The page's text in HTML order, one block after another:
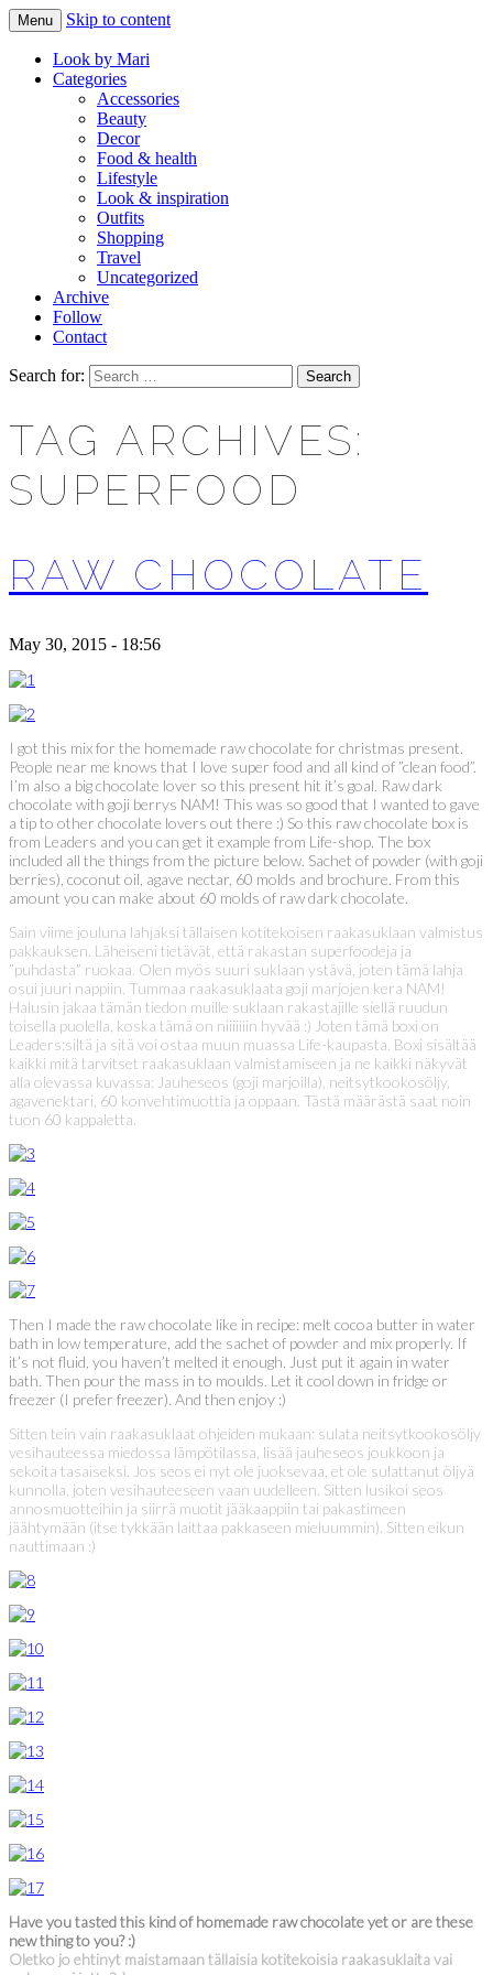
LOOK BY MARI
Makeup & beauty blog
Menu Skip to content
Look by Mari
Categories
Accessories
Beauty
Decor
Food & health
Lifestyle
Look & inspiration
Outfits
Shopping
Travel
Uncategorized
Archive
Follow
Contact
Search for:
TAG ARCHIVES:
SUPERFOOD
RAW CHOCOLATE
May 30, 2015 - 18:56
I got this mix for the homemade raw chocolate for christmas present.
People near me knows that I love super food and all kind of ”clean food”.
I’m also a big chocolate lover so this present hit it’s goal. Raw dark
chocolate with goji berrys NAM! This was so good that I wanted to gave
a tip to other chocolate lovers out there :) So this raw chocolate box is
from Leaders and you can get it example from Life-shop. The box
included all the things from the picture below. Sachet of powder (with goji
berries), coconut oil, agave nectar, 60 molds and brochure. From this
amount you can make about 60 molds of raw dark chocolate.
Sain viime jouluna lahjaksi tällaisen kotitekoisen raakasuklaan valmistus
pakkauksen. Läheiseni tietävät, että rakastan superfoodeja ja
”puhdasta” ruokaa. Olen myös suuri suklaan ystävä, joten tämä lahja
osui juuri nappiin. Tummaa raakasuklaata goji marjojen kera NAM!
Halusin jakaa tämän tiedon muille suklaan rakastajille siellä ruudun
toisella puolella, koska tämä on niiiiiiin hyvää :) Joten tämä boxi on
Leaders:siltä ja sitä voi ostaa muun muassa Life-kaupasta. Boxi sisältää
kaikki mitä tarvitset raakasuklaan valmistamiseen ja ne kaikki näkyvät
alla olevassa kuvassa: Jauheseos (goji marjoilla), neitsytkookosöljy,
agavenektari, 60 konvehtimuottia ja oppaan. Tästä määrästä saat noin
tuon 60 kappaletta.
Then I made the raw chocolate like in recipe: melt cocoa butter in water
bath in low temperature, add the sachet of powder and mix properly. If
it’s not fluid, you haven’t melted it enough. Just put it again in water
bath. Then pour the mass in to moulds. Let it cool down in fridge or
freezer (I prefer freezer). And then enjoy :)
Sitten tein vain raakasuklaat ohjeiden mukaan: sulata neitsytkookosöljy
vesihauteessa miedossa lämpötilassa, lisää jauheseos joukkoon ja
sekoita tasaiseksi. Jos seos ei nyt ole juoksevaa, et ole sulattanut öljyä
kunnolla, joten vesihauteeseen vaan uudelleen. Sitten lusikoi seos
annosmuotteihin ja siirrä muotit jääkaappiin tai pakastimeen
jäähtymään (itse tykkään laittaa pakkaseen mieluummin). Sitten eikun
nauttimaan :)
Have you tasted this kind of homemade raw chocolate yet or are these
new thing to you? :)
Oletko jo ehtinyt maistamaan tällaisia kotitekoisia raakasuklaita vai